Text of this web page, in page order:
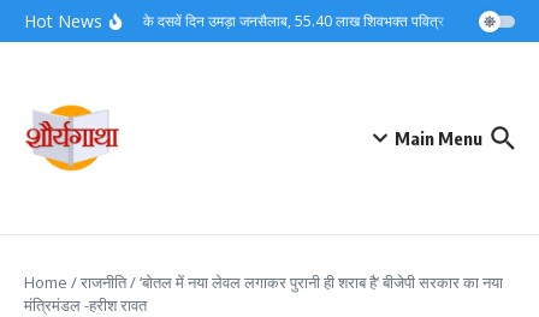
Skip to content
Hot Newsकांवड़ मेले के दसवें दिन उमड़ा जनसैलाब, 55.40 लाख शिवभक्त पवित्र गंगाजल लेकर
Main Menu
Home /राजनीति/‘बोतल में नया लेवल लगाकर पुरानी ही शराब है’ बीजेपी सरकार का नया
मंत्रिमंडल -हरीश रावत